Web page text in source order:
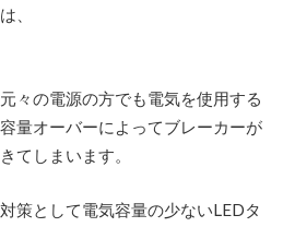
、
々の電源の方でも電気を使用する
量オーバーによってブレーカーが
てしまいます。
策として電気容量の少ないLEDタ